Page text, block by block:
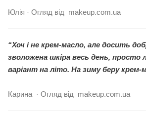
Юлія · Огляд від makeup.com.ua
“Хоч і не крем-масло, але досить
зволожена шкіра весь день, просто
варіант на літо. На зиму беру крем-
Карина · Огляд від makeup.com.ua